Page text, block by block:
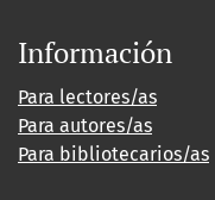
Información
Para lectores/as
Para autores/as
Para bibliotecarios/as